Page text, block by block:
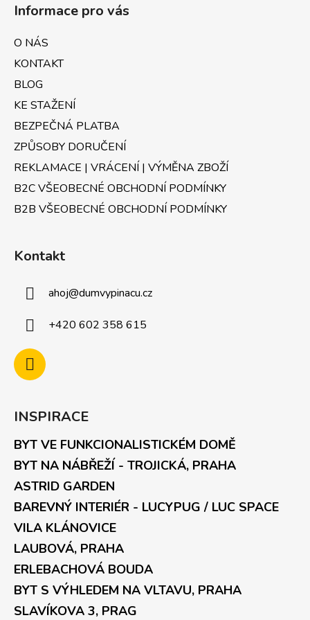
ý
p
i
s
Informace pro vás
O NÁS
KONTAKT
BLOG
KE STAŽENÍ
BEZPEČNÁ PLATBA
ZPŮSOBY DORUČENÍ
REKLAMACE | VRÁCENÍ | VÝMĚNA ZBOŽÍ
B2C VŠEOBECNÉ OBCHODNÍ PODMÍNKY
B2B VŠEOBECNÉ OBCHODNÍ PODMÍNKY
Kontakt
ahoj@dumvypinacu.cz
+420 602 358 615
INSPIRACE
BYT VE FUNKCIONALISTICKÉM DOMĚ
BYT NA NÁBŘEŽÍ - TROJICKÁ, PRAHA
ASTRID GARDEN
BAREVNÝ INTERIÉR - LUCYPUG / LUC SPACE
VILA KLÁNOVICE
LAUBOVÁ, PRAHA
ERLEBACHOVÁ BOUDA
BYT S VÝHLEDEM NA VLTAVU, PRAHA
SLAVÍKOVA 3, PRAG